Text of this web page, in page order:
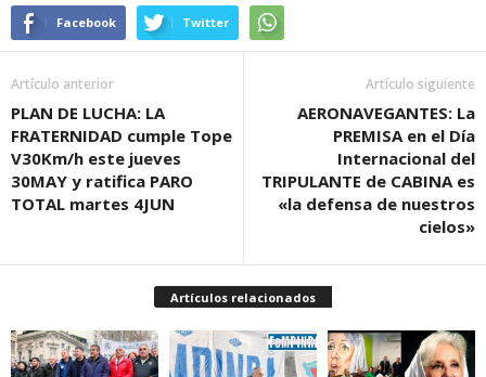
Facebook Twitter
Artículo anterior
PLAN DE LUCHA: LA
FRATERNIDAD cumple Tope
V30Km/h este jueves
30MAY y ratifica PARO
TOTAL martes 4JUN
Artículo siguiente
AERONAVEGANTES: La
PREMISA en el Día
Internacional del
TRIPULANTE de CABINA es
«la defensa de nuestros
cielos»
Artículos relacionados